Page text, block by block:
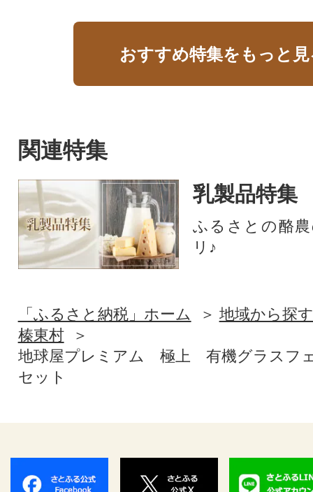
おすすめ特集をもっと
関連特集
乳製品特集
ふるさとの酪
リ♪
「ふるさと納税」ホーム
地域から探す
榛東村
地球屋プレミアム 極上 有機グラスフ
セット